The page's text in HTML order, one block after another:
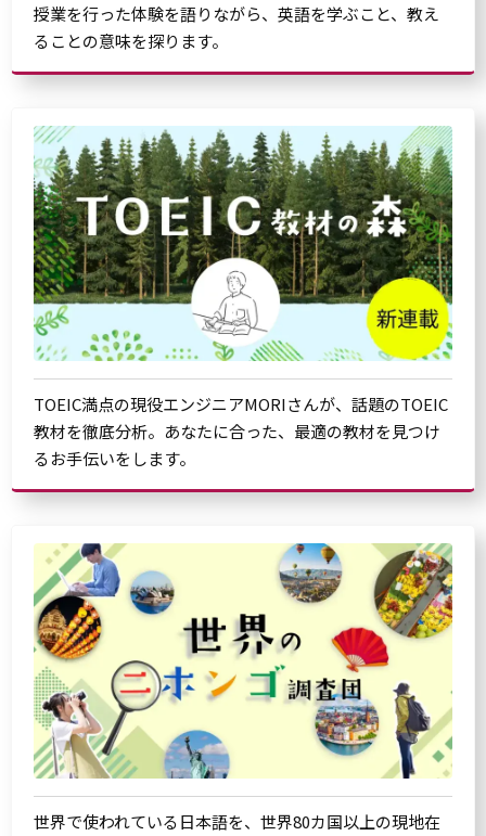
授業を行った体験を語りながら、英語を学ぶこと、教え
ることの意味を探ります。
TOEIC満点の現役エンジニアMORIさんが、話題のTOEIC
教材を徹底分析。あなたに合った、最適の教材を見つけ
るお手伝いをします。
世界で使われている日本語を、世界80カ国以上の現地在